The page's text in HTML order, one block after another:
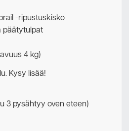
-ripustuskisko
päätytulpat
4 kg)
Kysy lisää!
3 pysähtyy oven eteen)